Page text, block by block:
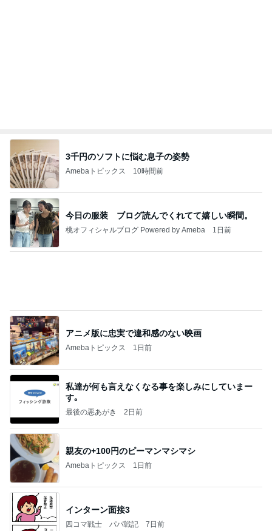
3千円のソフトに悩む息子の姿勢
Amebaトピックス 10時間前
今日の服装 ブログ読んでくれてて嬉しい瞬間。
桃オフィシャルブログ Powered by Ameba 1日前
アニメ版に忠実で違和感のない映画
Amebaトピックス 1日前
私達が何も言えなくなる事を楽しみにしていまー
す｡
最後の悪あがき 2日前
親友の+100円のピーマンマシマシ
Amebaトピックス 1日前
インターン面接3
四コマ戦士 パパ戦記 7日前